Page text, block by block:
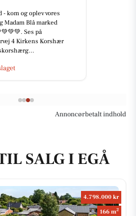
- kom og oplev vores
Madam Blå marked
Ses på
4 Kirkens Korshær
Annoncørbetalt indhold
SALG I EGÅ
4.798.000 kr
166 m2